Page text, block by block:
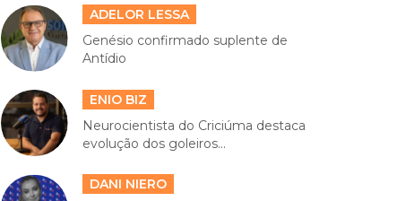
ADELOR LESSA
Genésio confirmado suplente de
Antídio
ENIO BIZ
Neurocientista do Criciúma destaca
evolução dos goleiros...
DANI NIERO